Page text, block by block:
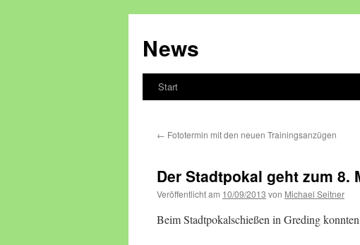
springen
News
Start
← Fototermin mit den neuen Trainingsanzügen
Der Stadtpokal geht zum 8.
Veröffentlicht am 10/09/2013 von Michael Seitner
Beim Stadtpokalschießen in Greding